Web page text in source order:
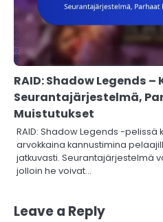
RAID: Shadow Legends
Seurantajärjestelmä,
Muistutukset
RAID: Shadow Legends -
arvokkaina kannustimina
jatkuvasti. Seurantajärjestelmä
jolloin he voivat…
Leave a Reply